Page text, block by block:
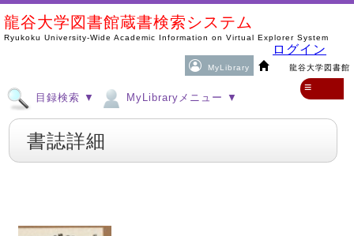
龍谷大学図書館蔵書検索システム
Ryukoku University-Wide Academic Information on Virtual Explorer System
MyLibrary 龍谷大学図書館
ログイン
目録検索 ▼ MyLibraryメニュー ▼
≡
書誌詳細